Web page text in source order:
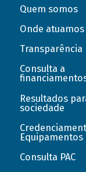
Quem somos
Onde atuamos
Transparência
Consulta a
Resultados
sociedade
Equipamentos
Consulta PAC